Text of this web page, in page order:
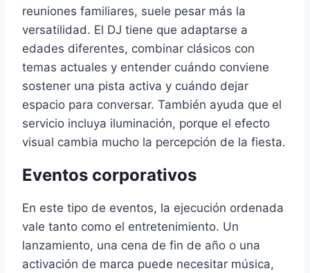
reuniones familiares, suele pesar más la
versatilidad. El DJ tiene que adaptarse a
edades diferentes, combinar clásicos con
temas actuales y entender cuándo conviene
sostener una pista activa y cuándo dejar
espacio para conversar. También ayuda que el
servicio incluya iluminación, porque el efecto
visual cambia mucho la percepción de la fiesta.
Eventos corporativos
En este tipo de eventos, la ejecución ordenada
vale tanto como el entretenimiento. Un
lanzamiento, una cena de fin de año o una
activación de marca puede necesitar música,